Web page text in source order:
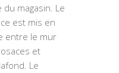
magasin. Le
est mis en
entre le mur
et
Le